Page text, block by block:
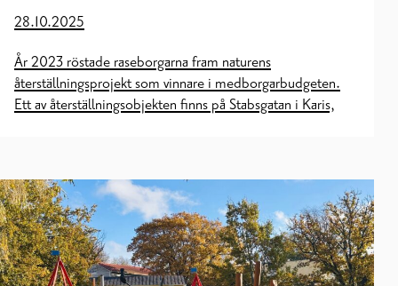
28.10.2025
År 2023 röstade raseborgarna fram naturens
återställningsprojekt som vinnare i medborgarbudgeten.
Ett av återställningsobjekten finns på Stabsgatan i Karis,